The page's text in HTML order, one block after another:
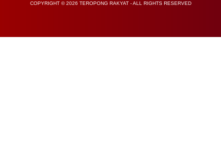
COPYRIGHT © 2026 TEROPONG RAKYAT - ALL RIGHTS RESERVED